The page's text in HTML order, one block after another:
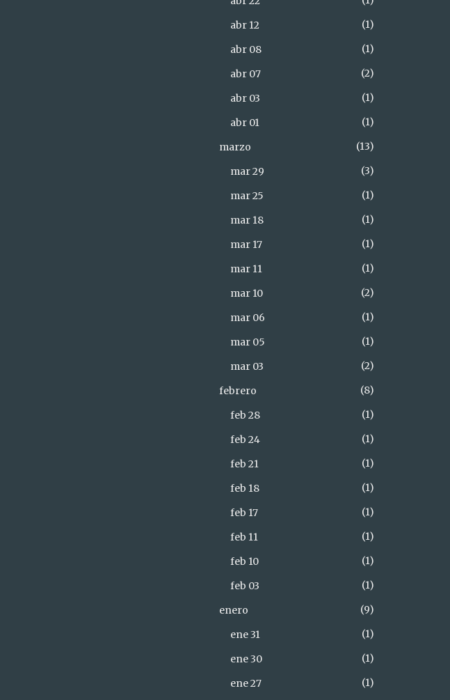
abr 12
1
abr 08
1
abr 07
2
abr 03
1
abr 01
1
marzo
13
mar 29
3
mar 25
1
mar 18
1
mar 17
1
mar 11
1
mar 10
2
mar 06
1
mar 05
1
mar 03
2
febrero
8
feb 28
1
feb 24
1
feb 21
1
feb 18
1
feb 17
1
feb 11
1
feb 10
1
feb 03
1
enero
9
ene 31
1
ene 30
1
ene 27
1